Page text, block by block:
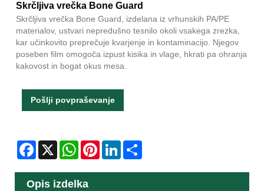
Skrčljiva vrečka Bone Guard
Skrčljiva vrečka Bone Guard, izdelana iz vrhunskih PA/PE
materialov, ustvari nepredušno tesnilo okoli vsakega zrezka,
kar učinkovito preprečuje kvarjenje in kontaminacijo. Njegov
poseben film omogoča izpust kisika in vlage, hkrati pa ohranja
kakovost in bogat okus mesa.
Pošlji povpraševanje
Facebook
X WhatsAppPinterestLinkedIn
Opis izdelka